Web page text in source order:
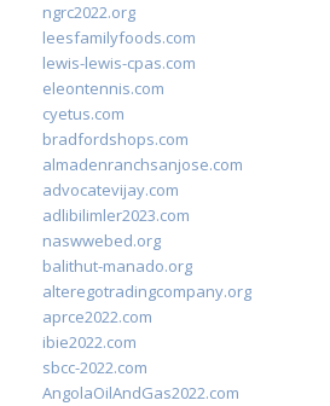
ngrc2022.org
leesfamilyfoods.com
lewis-lewis-cpas.com
eleontennis.com
cyetus.com
bradfordshops.com
almadenranchsanjose.com
advocatevijay.com
adlibilimler2023.com
naswwebed.org
balithut-manado.org
alteregotradingcompany.org
aprce2022.com
ibie2022.com
sbcc-2022.com
AngolaOilAndGas2022.com